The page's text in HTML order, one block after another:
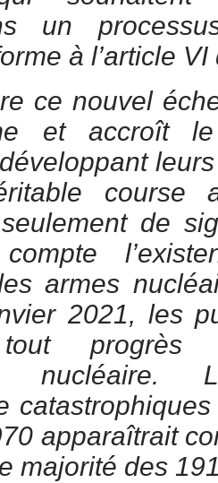
un
à l’article VI
ce nouvel
et accroît
course
de
armes
2021, les
tout
nucléaire.
apparaîtrait
majorité des